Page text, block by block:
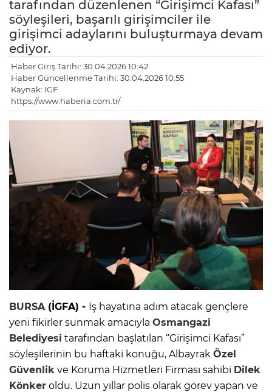
tarafından düzenlenen “Girişimci Kafası”
söyleşileri, başarılı girişimciler ile
girişimci adaylarını buluşturmaya devam
ediyor.
Haber Giriş Tarihi: 30.04.2026 10:42
Haber Güncellenme Tarihi: 30.04.2026 10:55
Kaynak: IGF
https://www.haberia.com.tr/
BURSA (İGFA) - İş hayatına adım atacak gençlere
yeni fikirler sunmak amacıyla Osmangazi
Belediyesi tarafından başlatılan “Girişimci Kafası”
söyleşilerinin bu haftaki konuğu, Albayrak Özel
Güvenlik ve Koruma Hizmetleri Firması sahibi Dilek
Könker oldu. Uzun yıllar polis olarak görev yapan ve